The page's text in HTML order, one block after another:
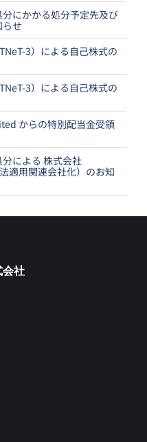
にかかる処分予定先及び
せ
3）による自己株式の
3）による自己株式の
からの特別配当金受領
による 株式会社
適用関連会社化）のお知
会社